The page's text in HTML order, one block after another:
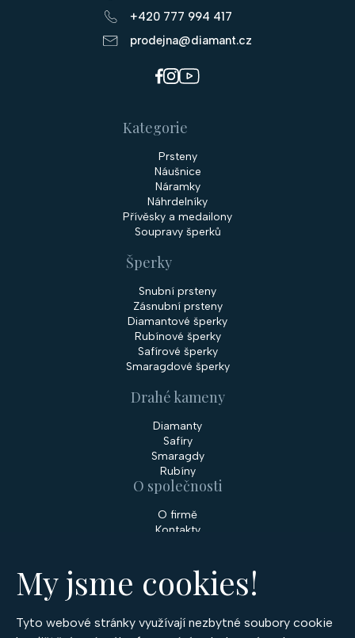
My jsme cookies!
Tyto webové stránky využívají nezbytné soubory cookie
+420 777 994 417
prodejna@diamant.cz
Kategorie
Prsteny
Náušnice
Náramky
Náhrdelníky
Přívěsky a medailony
Soupravy šperků
Šperky
Snubní prsteny
Zásnubní prsteny
Diamantové šperky
Rubínové šperky
Safírové šperky
Smaragdové šperky
Drahé kameny
Diamanty
Safíry
Smaragdy
Rubíny
O společnosti
O firmě
Kontakty
Služby
Zakázková výroba šperků
Nakupování